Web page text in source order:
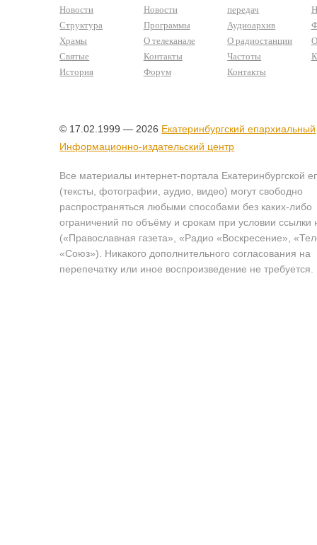
Новости
Структура
Храмы
Святые
История
Новости
Программы
О телеканале
Контакты
Форум
передач
Аудиоархив
О радиостанции
Частоты
Контакты
© 17.02.1999 — 2026 Екатеринбургский епархиальный
Информационно-издательский центр
Все материалы интернет-портала Екатеринбургской
(тексты, фотографии, аудио, видео) могут свободно
распространяться любыми способами без каких-либо
ограничений по объёму и срокам при условии ссылки
(«Православная газета», «Радио «Воскресение»,
«Союз»). Никакого дополнительного согласования на
перепечатку или иное воспроизведение не требуется.